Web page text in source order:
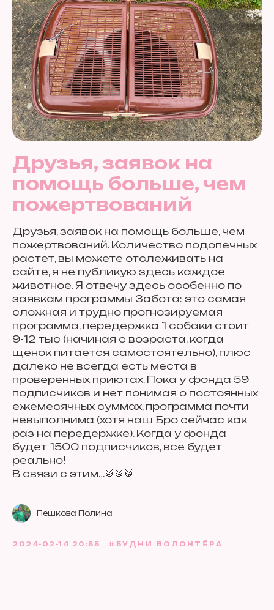
Друзья, заявок на
помощь больше, чем
пожертвований
Друзья, заявок на помощь больше, чем
пожертвований. Количество подопечных
растет, вы можете отслеживать на
сайте, я не публикую здесь каждое
животное. Я отвечу здесь особенно по
заявкам программы Забота: это самая
сложная и трудно прогнозируемая
программа, передержка 1 собаки стоит
9-12 тыс (начиная с возраста, когда
щенок питается самостоятельно), плюс
далеко не всегда есть места в
проверенных приютах. Пока у фонда 59
подписчиков и нет понимая о постоянных
ежемесячных суммах, программа почти
невыполнима (хотя наш Бро сейчас как
раз на передержке). Когда у фонда
будет 1500 подписчиков, все будет
реально!
В связи с этим…🥁🥁🥁
Пешкова Полина
2024-02-14 20:55 #БУДНИ ВОЛОНТЁРА